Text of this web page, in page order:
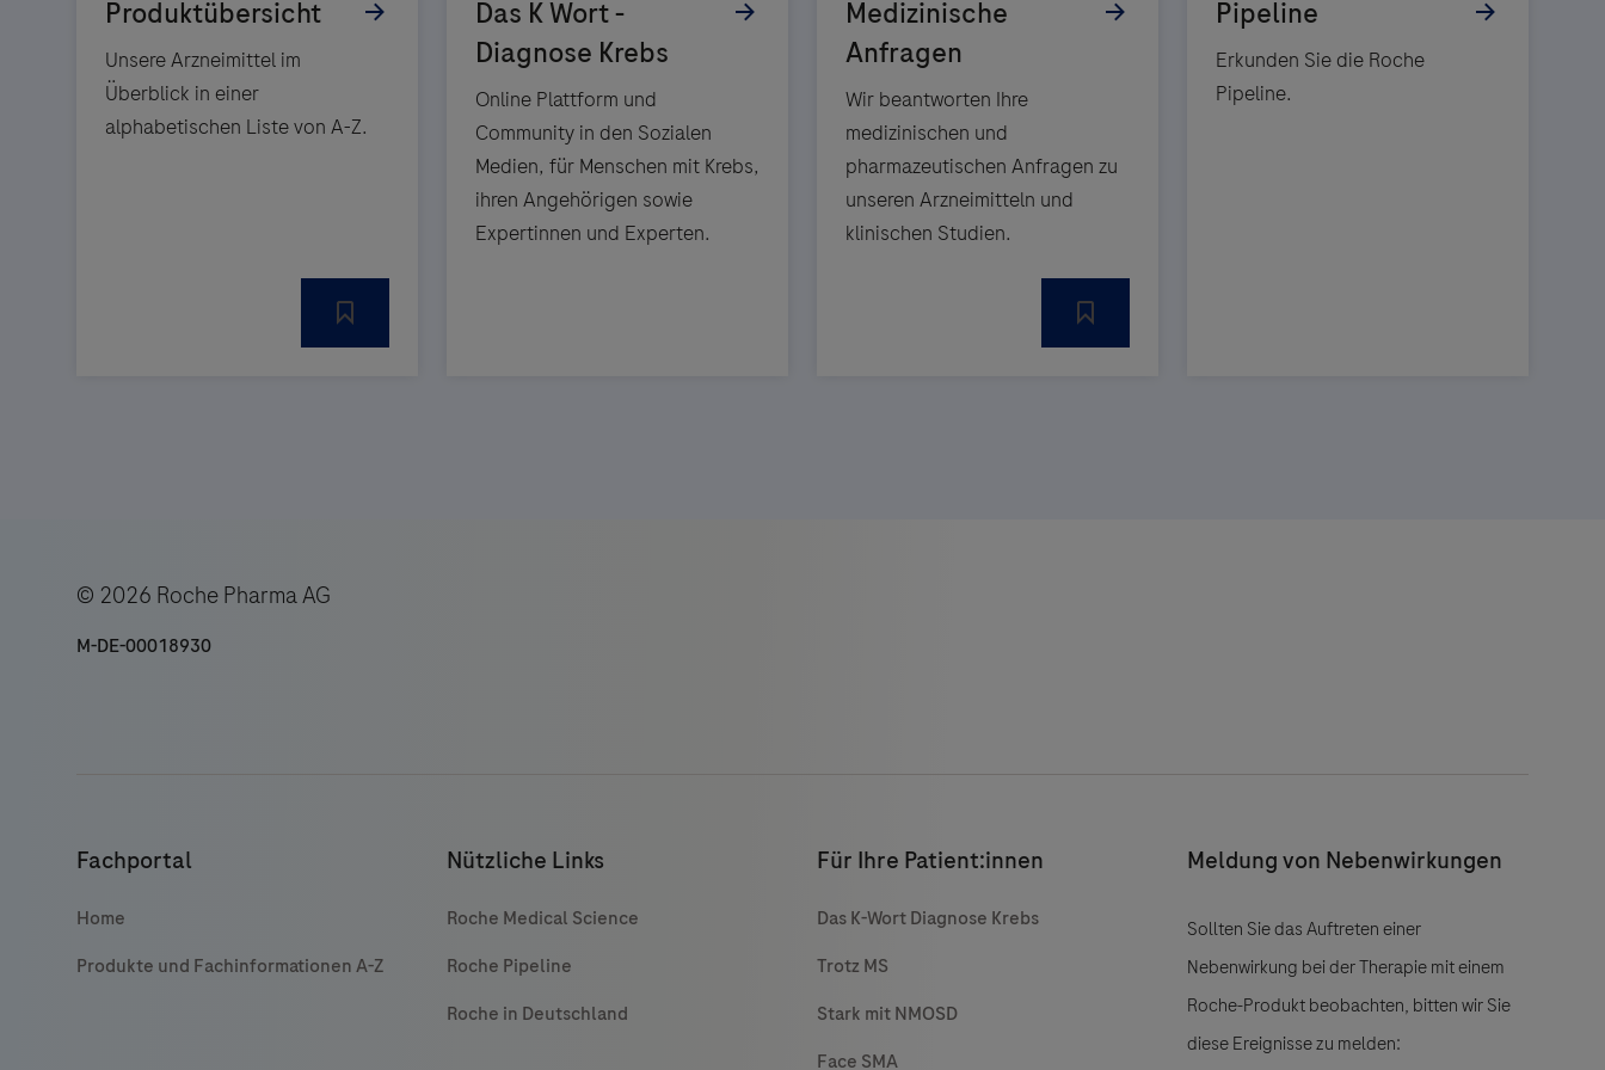
Unsere Arzneimittel im
Überblick in einer
alphabetischen Liste von A-Z.
Online Plattform und
Community in den Sozialen
Medien, für Menschen mit Krebs,
ihren Angehörigen sowie
Expertinnen und Experten.
Wir beantworten Ihre
medizinischen und
pharmazeutischen Anfragen zu
unseren Arzneimitteln und
klinischen Studien.
Erkunden Sie die Roche
Pipeline.
© 2026 Roche Pharma AG
M-DE-00018930
Fachportal
Home
Produkte und Fachinformationen A-Z
Nützliche Links
Roche Medical Science
Roche Pipeline
Roche in Deutschland
Für Ihre Patient:innen
Das K-Wort Diagnose Krebs
Trotz MS
Stark mit NMOSD
Face SMA
Meldung von Nebenwirkungen
Sollten Sie das Auftreten einer
Nebenwirkung bei der Therapie mit einem
Roche-Produkt beobachten, bitten wir Sie
diese Ereignisse zu melden: